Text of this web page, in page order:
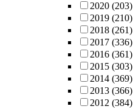
2020 (203)
2019 (210)
2018 (261)
2017 (336)
2016 (361)
2015 (303)
2014 (369)
2013 (366)
2012 (384)